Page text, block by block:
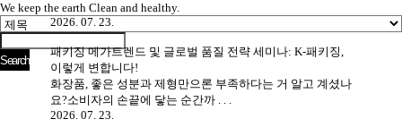
We keep the earth Clean and healthy.
2026. 07. 23.
패키징 메가트렌드 및 글로벌 품질 전략 세미나: K-패키징,
이렇게 변합니다!
화장품, 좋은 성분과 제형만으론 부족하다는 거 알고 계셨나
요?소비자의 손끝에 닿는 순간까 . . .
2026. 07. 23.